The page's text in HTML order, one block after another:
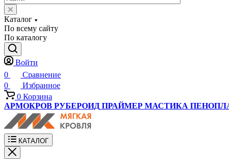
Каталог
По всему сайту
По каталогу
Войти
0
Сравнение
0
Избранное
0 Корзина
АРМОКРОВ РУБЕРОИД ПРАЙМЕР МАСТИКА
КАТАЛОГ